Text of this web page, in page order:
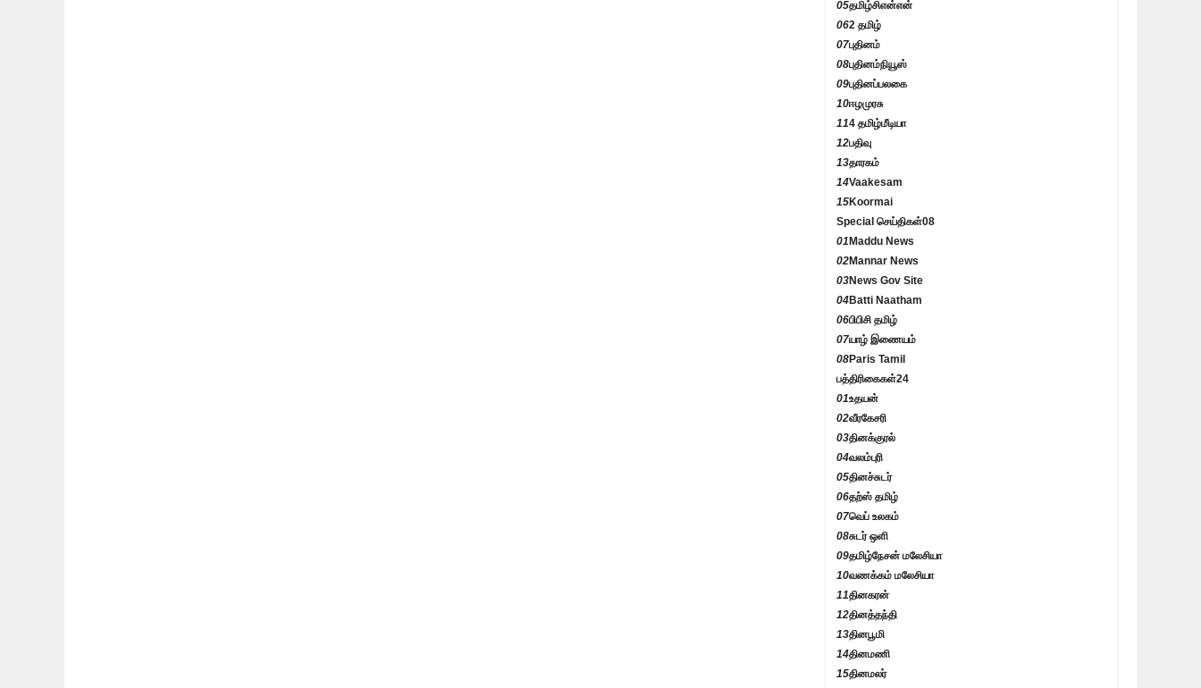
05தமிழ்சிஎன்என்
062 தமிழ்
07புதினம்
08புதினம்நியூஸ்
09புதினப்பலகை
10ஈழமுரசு
114 தமிழ்மீடியா
12பதிவு
13தாரகம்
14Vaakesam
15Koormai
Special செய்திகள்08
01 Maddu News
02Mannar News
03News Gov Site
04Batti Naatham
06பிபிசி தமிழ்
07யாழ் இணையம்
08Paris Tamil
பத்திரிகைகள்24
01உதயன்
02வீரகேசரி
03தினக்குரல்
04வலம்புரி
05தினச்சுடர்
06தற்ஸ் தமிழ்
07வெப் உலகம்
08சுடர் ஒளி
09தமிழ்நேசன் மலேசியா
10வணக்கம் மலேசியா
11தினகரன்
12தினத்தந்தி
13தினபூமி
14தினமணி
15தினமலர்